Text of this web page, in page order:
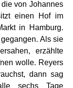
von Johannes
einen Hof im
in Hamburg.
Als sie
erzählte
wolle. Reyers
dann sag
sechs Tage